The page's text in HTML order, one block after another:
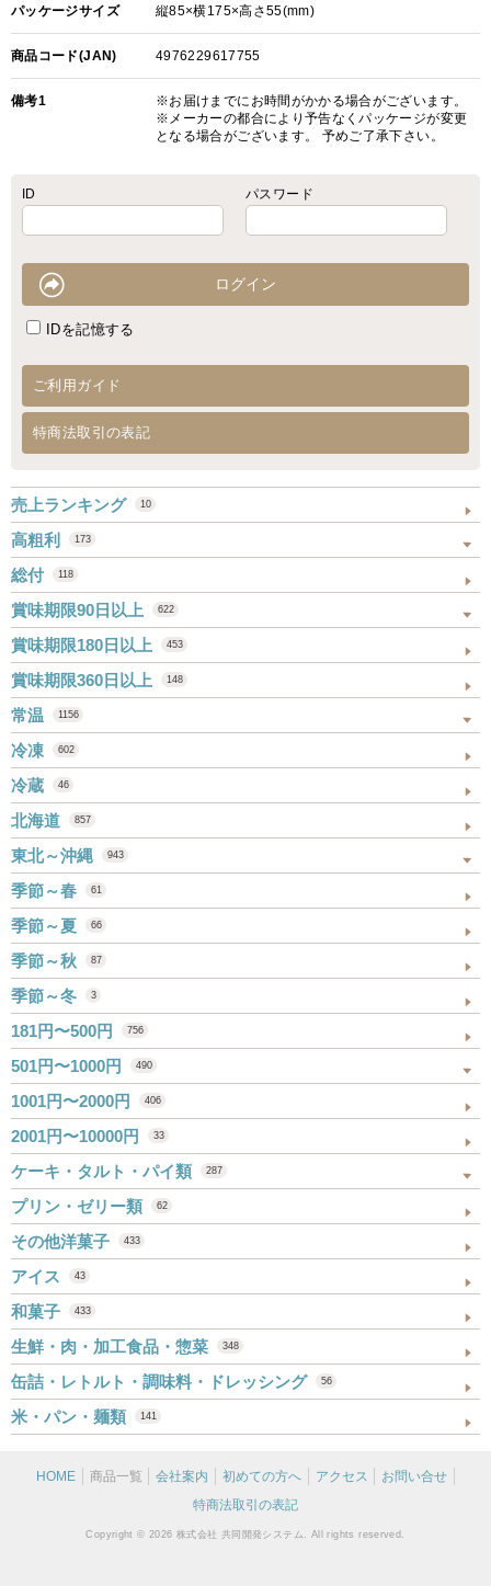
パッケージサイズ 縦85×横175×高さ55(mm)
商品コード(JAN) 4976229617755
備考1
※お届けまでにお時間がかかる場合がございます。
※メーカーの都合により予告なくパッケージが変更
となる場合がございます。 予めご了承下さい。
ID パスワード
IDを記憶する
ご利用ガイド
特商法取引の表記
売上ランキング 10
高粗利 173
総付 118
賞味期限90日以上 622
賞味期限180日以上 453
賞味期限360日以上 148
常温 1156
冷凍 602
冷蔵 46
北海道 857
東北～沖縄 943
季節～春 61
季節～夏 66
季節～秋 87
季節～冬 3
181円〜500円 756
501円〜1000円 490
1001円〜2000円 406
2001円〜10000円 33
ケーキ・タルト・パイ類 287
プリン・ゼリー類 62
その他洋菓子 433
アイス 43
和菓子 433
生鮮・肉・加工食品・惣菜 348
缶詰・レトルト・調味料・ドレッシング 56
米・パン・麺類 141
HOME 商品一覧 会社案内 初めての方へ アクセス
お問い合せ
特商法取引の表記
Copyright © 2026 株式会社 共同開発システム. All rights reserved.